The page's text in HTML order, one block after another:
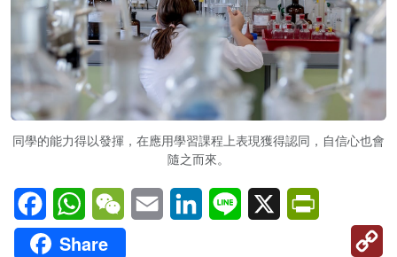
同學的能力得以發揮，在應用學習課程上表現獲得認同，自信心也會
隨之而來。
FacebookWhatsAppWeChatEmail LinkedInLine X
Share